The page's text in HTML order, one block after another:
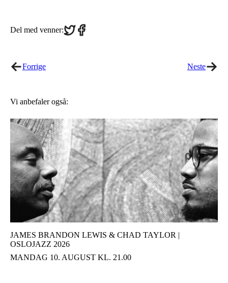
Del med venner:Share
on
Share
on
Forrige Neste
Vi anbefaler også:
JAMES BRANDON LEWIS & CHAD TAYLOR |
OSLOJAZZ 2026
MANDAG 10. AUGUST KL. 21.00